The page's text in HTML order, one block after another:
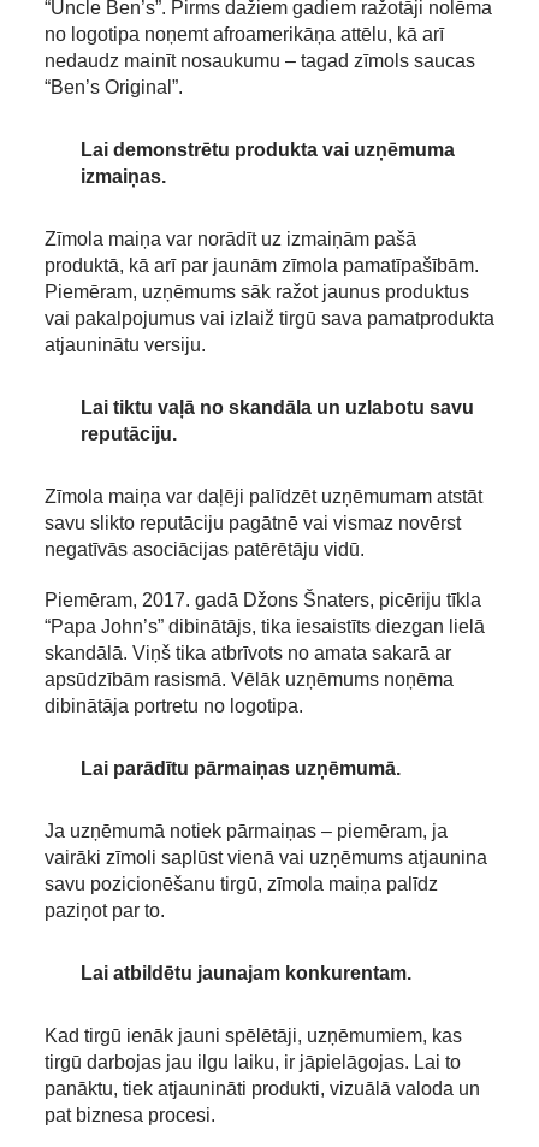
“Uncle Ben’s”. Pirms dažiem gadiem ražotāji nolēma
no logotipa noņemt afroamerikāņa attēlu, kā arī
nedaudz mainīt nosaukumu – tagad zīmols saucas
“Ben’s Original”.
Lai demonstrētu produkta vai uzņēmuma
izmaiņas.
Zīmola maiņa var norādīt uz izmaiņām pašā
produktā, kā arī par jaunām zīmola pamatīpašībām.
Piemēram, uzņēmums sāk ražot jaunus produktus
vai pakalpojumus vai izlaiž tirgū sava pamatprodukta
atjauninātu versiju.
Lai tiktu vaļā no skandāla un uzlabotu savu
reputāciju.
Zīmola maiņa var daļēji palīdzēt uzņēmumam atstāt
savu slikto reputāciju pagātnē vai vismaz novērst
negatīvās asociācijas patērētāju vidū.
Piemēram, 2017. gadā Džons Šnaters, picēriju tīkla
“Papa John’s” dibinātājs, tika iesaistīts diezgan lielā
skandālā. Viņš tika atbrīvots no amata sakarā ar
apsūdzībām rasismā. Vēlāk uzņēmums noņēma
dibinātāja portretu no logotipa.
Lai parādītu pārmaiņas uzņēmumā.
Ja uzņēmumā notiek pārmaiņas – piemēram, ja
vairāki zīmoli saplūst vienā vai uzņēmums atjaunina
savu pozicionēšanu tirgū, zīmola maiņa palīdz
paziņot par to.
Lai atbildētu jaunajam konkurentam.
Kad tirgū ienāk jauni spēlētāji, uzņēmumiem, kas
tirgū darbojas jau ilgu laiku, ir jāpielāgojas. Lai to
panāktu, tiek atjaunināti produkti, vizuālā valoda un
pat biznesa procesi.